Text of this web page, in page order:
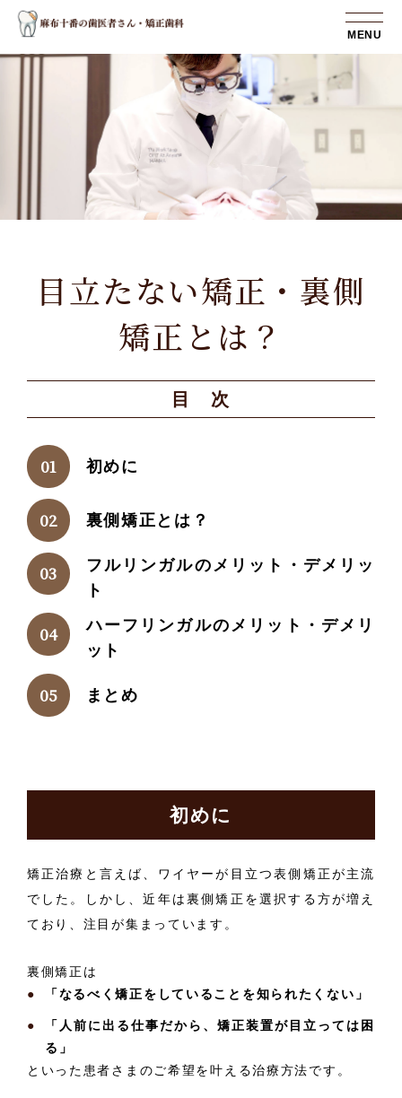
目立たない矯正・裏側
矯正とは？
目 次
初めに
裏側矯正とは？
フルリンガルのメリット・デメリッ
ト
ハーフリンガルのメリット・デメリ
ット
まとめ
初めに
矯正治療と言えば、ワイヤーが目立つ表側矯正が主流
でした。しかし、近年は裏側矯正を選択する方が増え
ており、注目が集まっています。
裏側矯正は
「なるべく矯正をしていることを知られたくない」
「人前に出る仕事だから、矯正装置が目立っては困
る」
といった患者さまのご希望を叶える治療方法です。
MENU